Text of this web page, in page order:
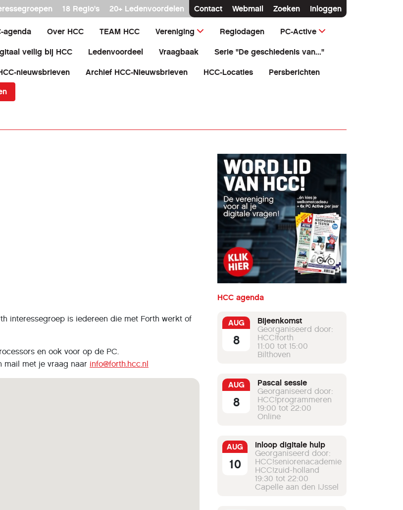
18 Regio's 20+ Ledenvoordelen Contact Webmail Zoeken Inloggen
agenda Over HCC TEAM HCC Vereniging Regiodagen PC-Active
veilig bij HCC Ledenvoordeel Vraagbaak Serie "De geschiedenis van..."
nieuwsbrieven Archief HCC-Nieuwsbrieven HCC-Locaties Persberichten
interessegroep is iedereen die met Forth werkt of
en ook voor op de PC.
mail met je vraag naar info@forth.hcc.nl
HCC agenda
AUG
8
Bijeenkomst
Georganiseerd door:
HCC!forth
11:00 tot 15:00
Bilthoven
AUG
8
Pascal sessie
Georganiseerd door:
HCC!programmeren
19:00 tot 22:00
Online
AUG
10
Inloop digitale hulp
Georganiseerd door:
HCC!seniorenacademie
HCC!zuid-holland
19:30 tot 22:00
Capelle aan den IJssel